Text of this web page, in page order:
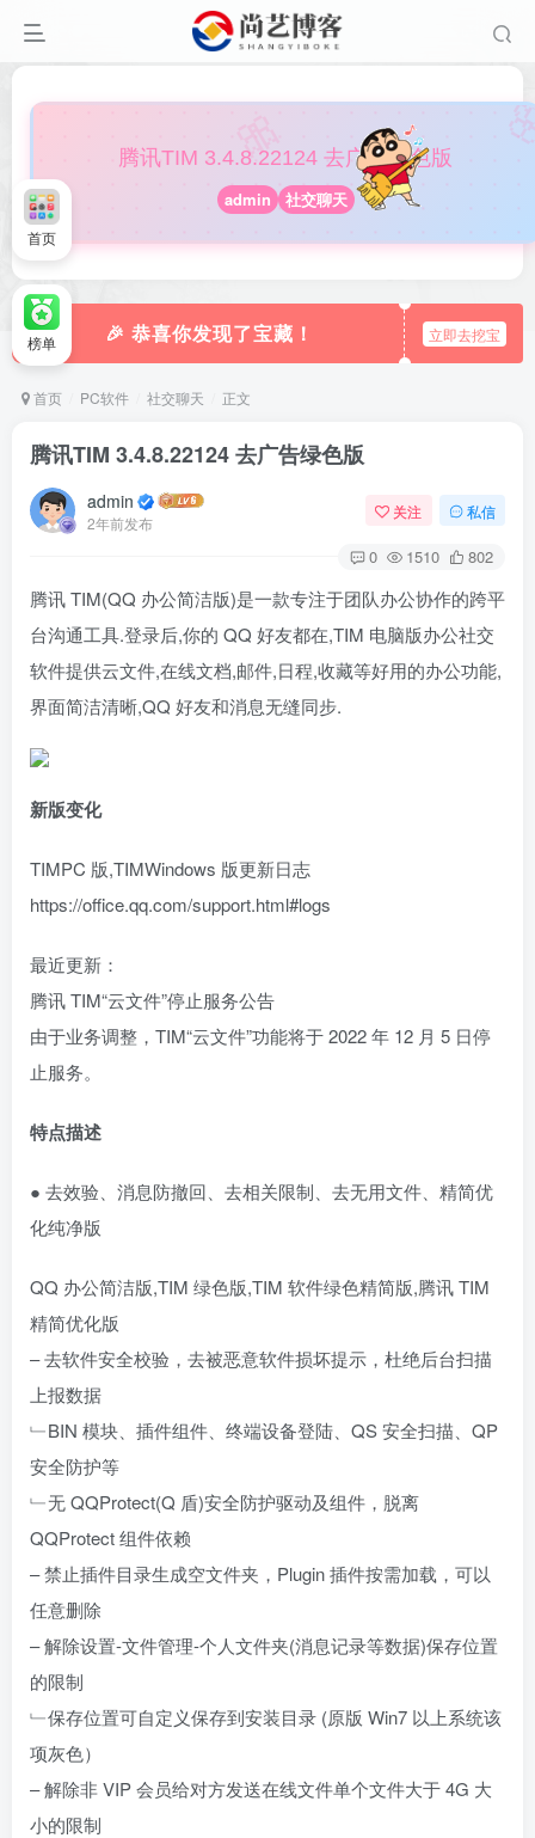
🎀
腾讯TIM 3.4.8.22124 去广告绿色版
admin 社交聊天
🎉 恭喜你发现了宝藏！ 立即去挖宝
首页 PC软件 社交聊天 正文
腾讯TIM 3.4.8.22124 去广告绿色版
admin
2年前发布
关注 私信
0 1510 802
腾讯 TIM(QQ 办公简洁版)是一款专注于团队办公协作的跨平
台沟通工具.登录后,你的 QQ 好友都在,TIM 电脑版办公社交
软件提供云文件,在线文档,邮件,日程,收藏等好用的办公功能,
界面简洁清晰,QQ 好友和消息无缝同步.
新版变化
TIMPC 版,TIMWindows 版更新日志
https://office.qq.com/support.html#logs
最近更新：
腾讯 TIM“云文件”停止服务公告
由于业务调整，TIM“云文件”功能将于 2022 年 12 月 5 日停
止服务。
特点描述
● 去效验、消息防撤回、去相关限制、去无用文件、精简优
化纯净版
QQ 办公简洁版,TIM 绿色版,TIM 软件绿色精简版,腾讯 TIM
精简优化版
– 去软件安全校验，去被恶意软件损坏提示，杜绝后台扫描
上报数据
﹂BIN 模块、插件组件、终端设备登陆、QS 安全扫描、QP
安全防护等
﹂无 QQProtect(Q 盾)安全防护驱动及组件，脱离
QQProtect 组件依赖
– 禁止插件目录生成空文件夹，Plugin 插件按需加载，可以
任意删除
– 解除设置-文件管理-个人文件夹(消息记录等数据)保存位置
的限制
﹂保存位置可自定义保存到安装目录 (原版 Win7 以上系统该
项灰色）
– 解除非 VIP 会员给对方发送在线文件单个文件大于 4G 大
小的限制
首页
榜单